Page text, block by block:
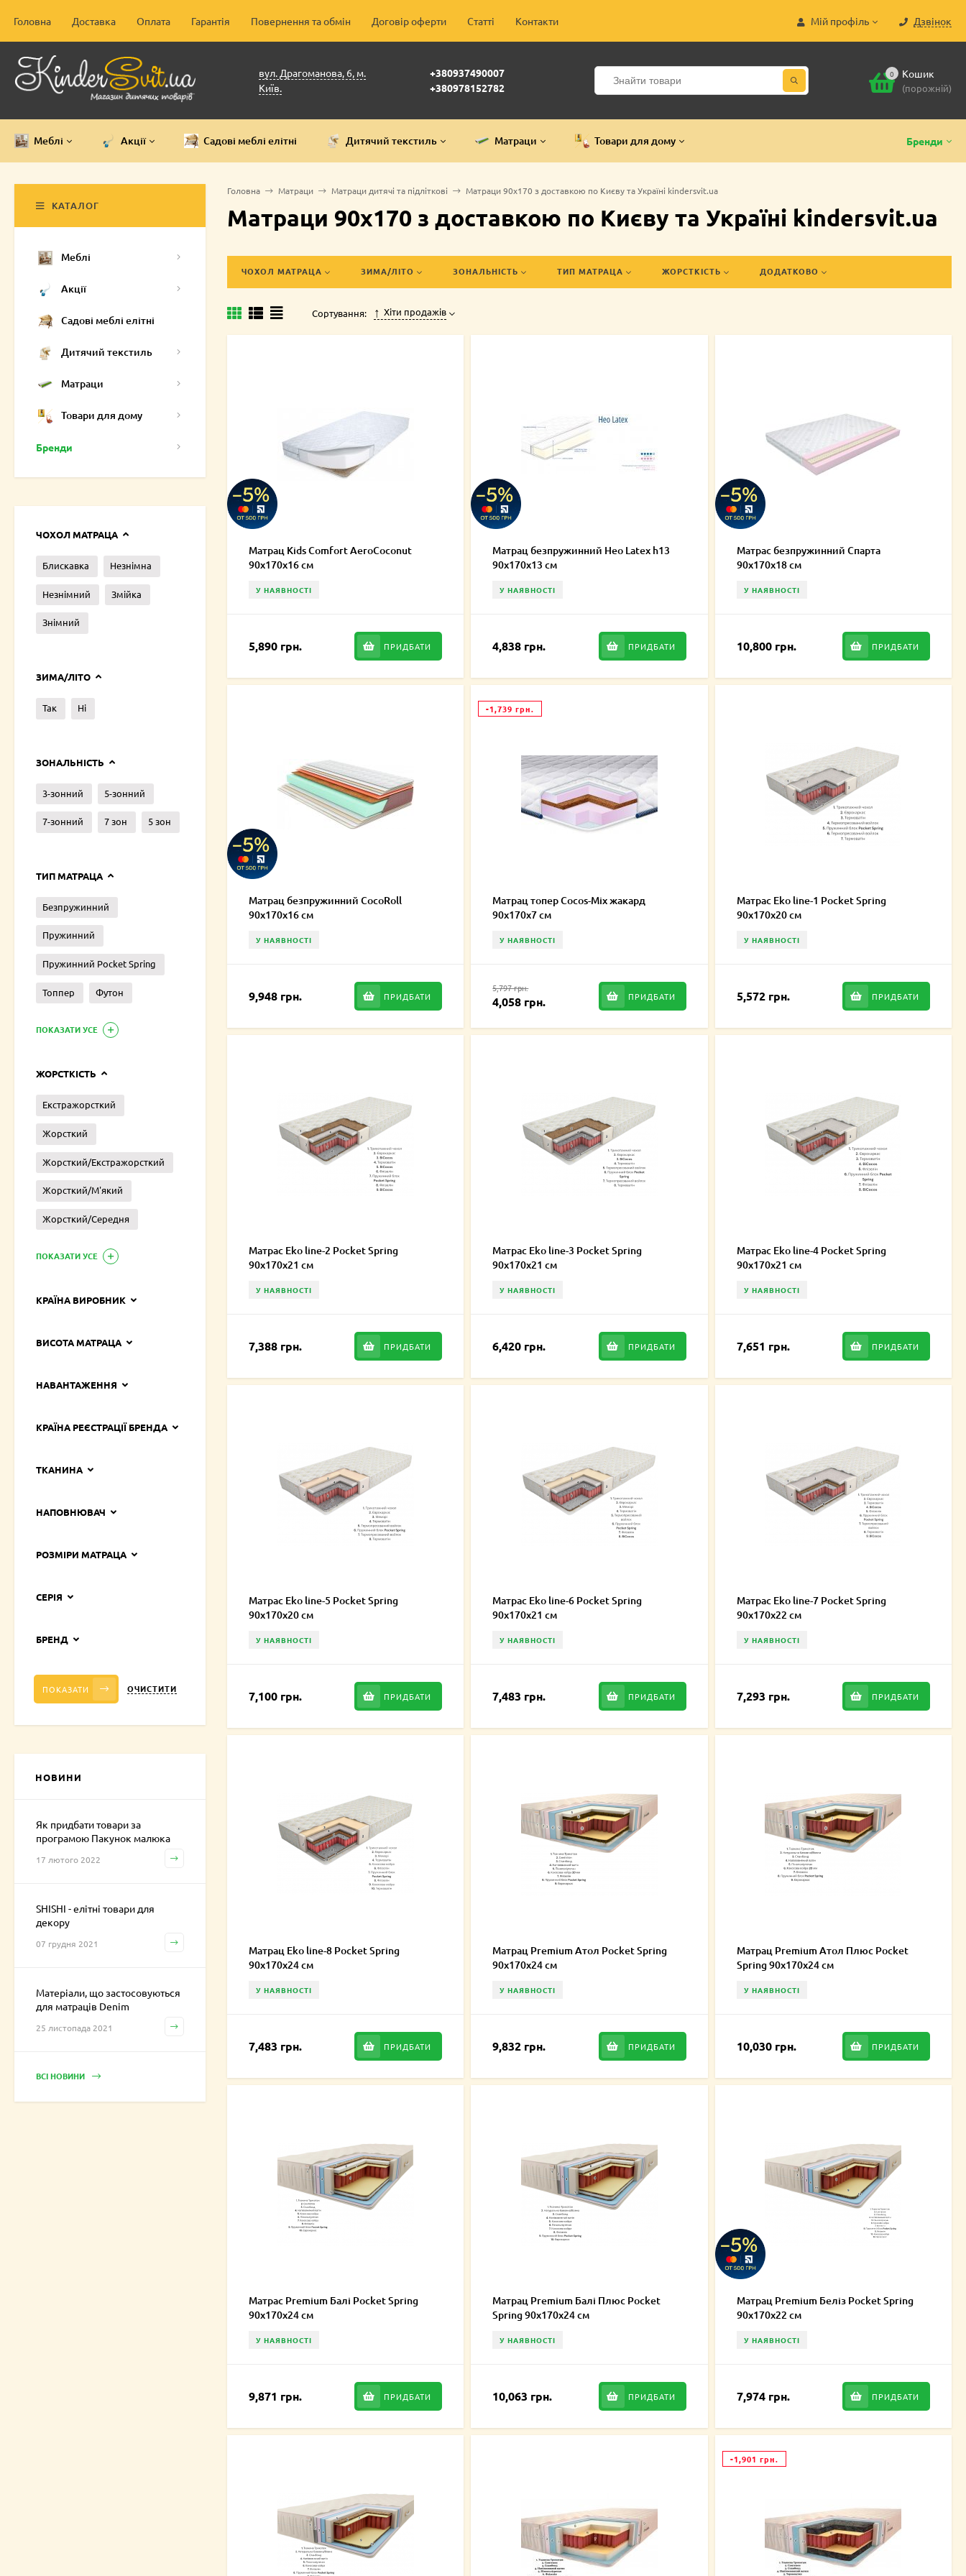
Мій профіль Дзвінок
Головна Доставка Оплата Гарантія Повернення та обмін Договір оферти Статті Контакти
вул. Драгоманова, 6, м.
Київ.
+380937490007
+380978152782
0 Кошик
(порожній)
Бренди
Меблі Акції Садові меблі елітні Дитячий текстиль Матраци Товари для дому
Головна Матраци Матраци дитячі та підліткові Матраци 90х170 з доставкою по Києву та Україні kindersvit.ua
Матраци 90х170 з доставкою по Києву та Україні kindersvit.ua
ЧОХОЛ МАТРАЦА ЗИМА/ЛІТО ЗОНАЛЬНІСТЬ ТИП МАТРАЦА ЖОРСТКІСТЬ ДОДАТКОВО
Сортування: Хіти продажів
Матрац Kids Comfort AeroCoconut
90х170х16 см
У НАЯВНОСТІ
5,890 грн. ПРИДБАТИ
Матрац безпружинний Нео Latex h13
90х170х13 см
У НАЯВНОСТІ
4,838 грн. ПРИДБАТИ
Матрас безпружинний Спарта
90х170х18 см
У НАЯВНОСТІ
10,800 грн. ПРИДБАТИ
Матрац безпружинний CocoRoll
90х170х16 см
У НАЯВНОСТІ
9,948 грн. ПРИДБАТИ
-1,739 грн.
Матрац топер Cocos-Mix жакард
90х170х7 см
У НАЯВНОСТІ
5,797 грн.
4,058 грн. ПРИДБАТИ
Матрас Eko line-1 Pocket Spring
90x170x20 см
У НАЯВНОСТІ
5,572 грн. ПРИДБАТИ
Матрас Eko line-2 Pocket Spring
90x170x21 см
У НАЯВНОСТІ
7,388 грн. ПРИДБАТИ
Матрас Eko line-3 Pocket Spring
90x170x21 см
У НАЯВНОСТІ
6,420 грн. ПРИДБАТИ
Матрас Eko line-4 Pocket Spring
90x170x21 см
У НАЯВНОСТІ
7,651 грн. ПРИДБАТИ
Матрас Eko line-5 Pocket Spring
90x170x20 см
У НАЯВНОСТІ
7,100 грн. ПРИДБАТИ
Матрас Eko line-6 ​​​​Pocket Spring
90x170x21 см
У НАЯВНОСТІ
7,483 грн. ПРИДБАТИ
Матрас Eko line-7 Pocket Spring
90х170х22 см
У НАЯВНОСТІ
7,293 грн. ПРИДБАТИ
Матрац Eko line-8 Pocket Spring
90х170х24 см
У НАЯВНОСТІ
7,483 грн. ПРИДБАТИ
Матрац Premium Атол Pocket Spring
90х170х24 см
У НАЯВНОСТІ
9,832 грн. ПРИДБАТИ
Матрац Premium Атол Плюс Pocket
Spring 90х170х24 см
У НАЯВНОСТІ
10,030 грн. ПРИДБАТИ
Матрас Premium Балі Pocket Spring
90х170х24 см
У НАЯВНОСТІ
9,871 грн. ПРИДБАТИ
Матрац Premium Балі Плюс Pocket
Spring 90х170х24 см
У НАЯВНОСТІ
10,063 грн. ПРИДБАТИ
Матрац Premium Беліз Pocket Spring
90х170х22 см
У НАЯВНОСТІ
7,974 грн. ПРИДБАТИ
-1,901 грн.
КАТАЛОГ
Меблі
Акції
Садові меблі елітні
Дитячий текстиль
Матраци
Товари для дому
Бренди
ЧОХОЛ МАТРАЦА
Блискавка Незнімна
Незнімний Змійка
Знімний
ЗИМА/ЛІТО
Так Ні
ЗОНАЛЬНІСТЬ
3-зонний 5-зонний
7-зонний 7 зон 5 зон
ТИП МАТРАЦА
Безпружинний
Пружинний
Пружинний Pocket Spring
Топпер Футон
ПОКАЗАТИ УСЕ
ЖОРСТКІСТЬ
Екстражорсткий
Жорсткий
Жорсткий/Екстражорсткий
Жорсткий/М'який
Жорсткий/Середня
ПОКАЗАТИ УСЕ
КРАЇНА ВИРОБНИК
ВИСОТА МАТРАЦА
НАВАНТАЖЕННЯ
КРАЇНА РЕЄСТРАЦІЇ БРЕНДА
ТКАНИНА
НАПОВНЮВАЧ
РОЗМІРИ МАТРАЦА
СЕРІЯ
БРЕНД
ПОКАЗАТИ ОЧИСТИТИ
НОВИНИ
Як придбати товари за
програмою Пакунок малюка
17 лютого 2022
SHISHI - елітні товари для
декору
07 грудня 2021
Матеріали, що застосовуються
для матраців Denim
25 листопада 2021
ВСІ НОВИНИ